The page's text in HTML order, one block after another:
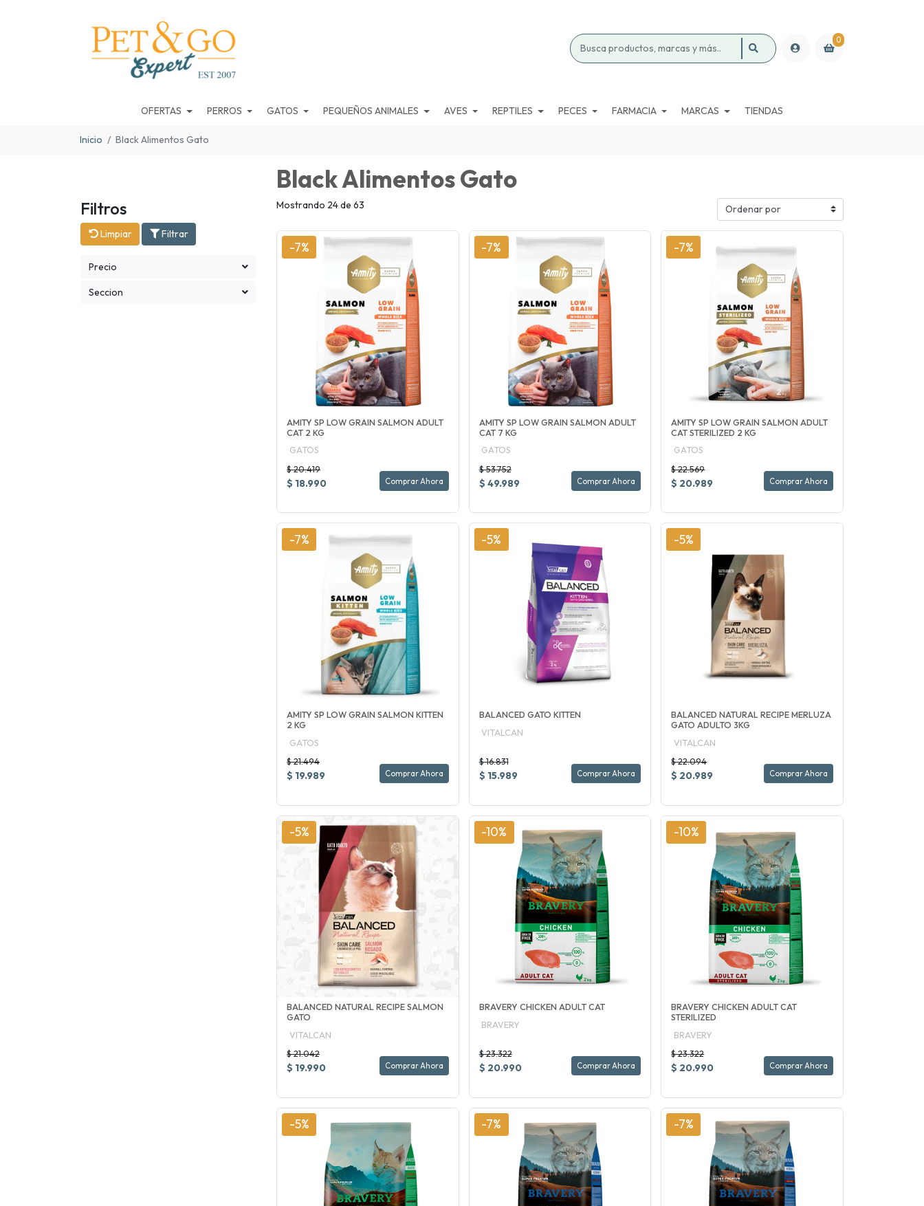
0
OFERTAS PERROS GATOS PEQUEÑOS ANIMALES AVES REPTILES PECES FARMACIA MARCAS TIENDAS
Inicio Black Alimentos Gato
Black Alimentos Gato
Filtros
Limpiar Filtrar
Precio
Seccion
Mostrando 24 de 63
-7%
AMITY SP LOW GRAIN SALMON ADULT
CAT 2 KG
GATOS
$ 20.419
$ 18.990 Comprar Ahora
-7%
AMITY SP LOW GRAIN SALMON ADULT
CAT 7 KG
GATOS
$ 53.752
$ 49.989 Comprar Ahora
-7%
AMITY SP LOW GRAIN SALMON ADULT
CAT STERILIZED 2 KG
GATOS
$ 22.569
$ 20.989 Comprar Ahora
-7%
AMITY SP LOW GRAIN SALMON KITTEN
2 KG
GATOS
$ 21.494
$ 19.989 Comprar Ahora
-5%
BALANCED GATO KITTEN
VITALCAN
$ 16.831
$ 15.989 Comprar Ahora
-5%
BALANCED NATURAL RECIPE MERLUZA
GATO ADULTO 3KG
VITALCAN
$ 22.094
$ 20.989 Comprar Ahora
-5%
BALANCED NATURAL RECIPE SALMON
GATO
VITALCAN
$ 21.042
$ 19.990 Comprar Ahora
-10%
BRAVERY CHICKEN ADULT CAT
BRAVERY
$ 23.322
$ 20.990 Comprar Ahora
-10%
BRAVERY CHICKEN ADULT CAT
STERILIZED
BRAVERY
$ 23.322
$ 20.990 Comprar Ahora
-5% -7% -7%